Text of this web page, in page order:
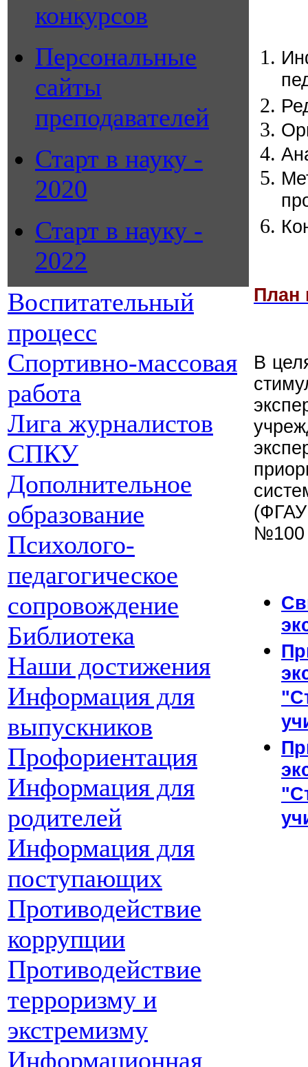
конкурсов
Персональные
сайты
преподавателей
Старт в науку -
2020
Старт в науку -
2022
Воспитательный
процесс
Спортивно-массовая
работа
Лига журналистов
СПКУ
Дополнительное
образование
Психолого-
педагогическое
сопровождение
Библиотека
Наши достижения
Информация для
выпускников
Профориентация
Информация для
родителей
Информация для
поступающих
Противодействие
коррупции
Противодействие
терроризму и
экстремизму
Информационная
План
В
№100